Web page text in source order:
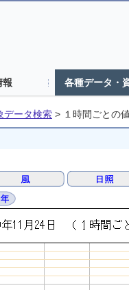
報 各種データ・
データ検索 > １時間ごとの